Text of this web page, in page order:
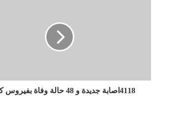
4118اصابة جديدة و 48 حالة وفاة بفيروس كورونا